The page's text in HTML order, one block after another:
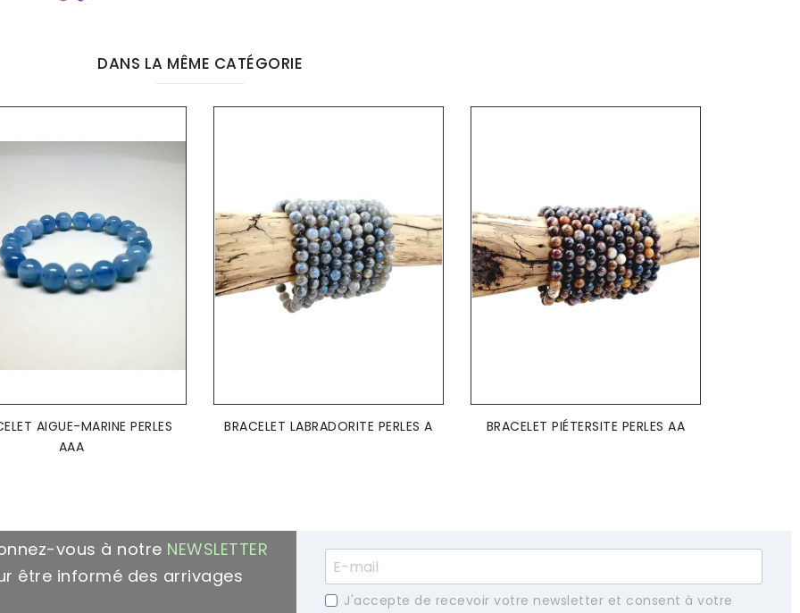
DANS LA MÊME CATÉGORIE
AIGUE-MARINE PERLES
AAA
BRACELET LABRADORITE PERLES A
AJOUTER AU PANIER
BRACELET PIÉTERSITE PERLES AA
vous à notre NEWSLETTER
être informé des arrivages
J'accepte de recevoir votre newsletter et consent à votre